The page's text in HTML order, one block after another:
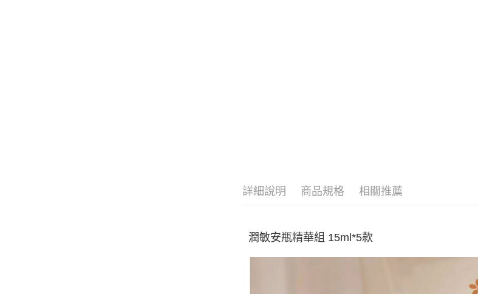
詳細說明 商品規格 相關推薦
潤敏安瓶精華組 15ml*5款